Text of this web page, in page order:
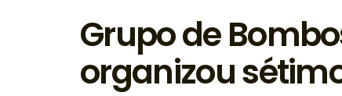
Grupo de
organizou